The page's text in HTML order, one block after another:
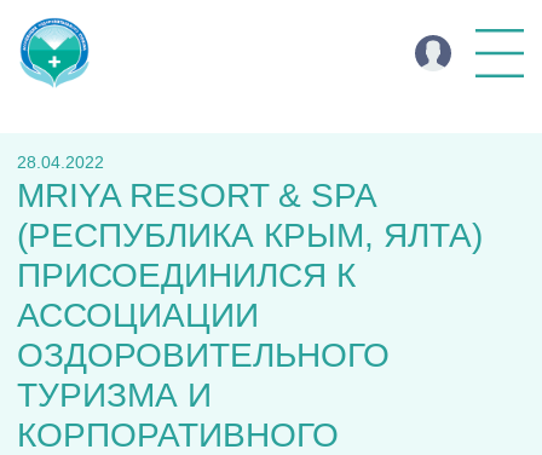
28.04.2022
MRIYA RESORT & SPA
(РЕСПУБЛИКА КРЫМ, ЯЛТА)
ПРИСОЕДИНИЛСЯ К
АССОЦИАЦИИ
ОЗДОРОВИТЕЛЬНОГО
ТУРИЗМА И
КОРПОРАТИВНОГО